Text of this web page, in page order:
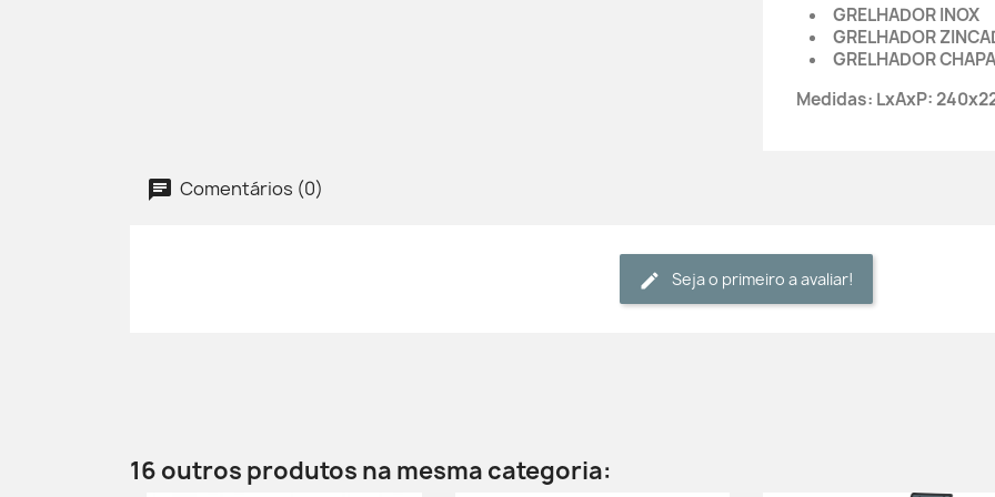
GRELHADOR INOX
GRELHADOR
GRELHADOR
Medidas: LxAxP:
Comentários (0)
Seja o primeiro a avaliar!
16 outros produtos na mesma categoria: